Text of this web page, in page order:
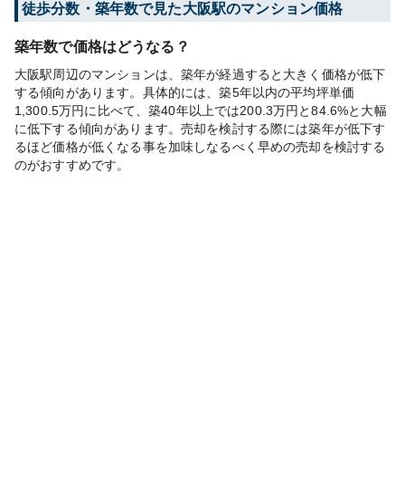
徒歩分数・築年数で見た大阪駅のマンション価格
築年数で価格はどうなる？
大阪駅周辺のマンションは、築年が経過すると大きく価格が低下
する傾向があります。具体的には、築5年以内の平均坪単価
1,300.5万円に比べて、築40年以上では200.3万円と84.6%と大幅
に低下する傾向があります。売却を検討する際には築年が低下す
るほど価格が低くなる事を加味しなるべく早めの売却を検討する
のがおすすめです。